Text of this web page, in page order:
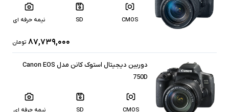
CMOS
SD نیمه حرفه ای
۸۷,۷۳۹,۰۰۰ تومان
دوربین دیجیتال استوک کانن مدل Canon EOS
750D
CMOS
SD نیمه حرفه ای